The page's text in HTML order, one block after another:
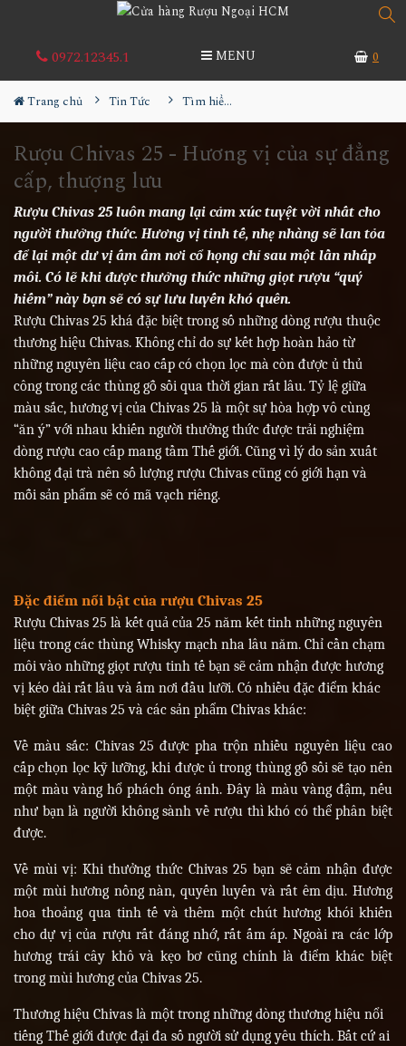
0972.12345.1 MENU 0
Trang chủ Tin Tức Tìm hiểu về rượu
Rượu Chivas 25 - Hương vị của sự đẳng
cấp, thượng lưu
Rượu Chivas 25 luôn mang lại cảm xúc tuyệt vời nhất cho
người thưởng thức. Hương vị tinh tế, nhẹ nhàng sẽ lan tỏa
để lại một dư vị ấm ấm nơi cổ họng chỉ sau một lần nhấp
môi. Có lẽ khi được thưởng thức những giọt rượu “quý
hiếm” này bạn sẽ có sự lưu luyến khó quên.
Rượu Chivas 25 khá đặc biệt trong số những dòng rượu thuộc
thương hiệu Chivas. Không chỉ do sự kết hợp hoàn hảo từ
những nguyên liệu cao cấp có chọn lọc mà còn được ủ thủ
công trong các thùng gỗ sồi qua thời gian rất lâu. Tỷ lệ giữa
màu sắc, hương vị của Chivas 25 là một sự hòa hợp vô cùng
“ăn ý” với nhau khiến người thưởng thức được trải nghiệm
dòng rượu cao cấp mang tầm Thế giới. Cũng vì lý do sản xuất
không đại trà nên số lượng rượu Chivas cũng có giới hạn và
mỗi sản phẩm sẽ có mã vạch riêng.
Đặc điểm nổi bật của rượu Chivas 25
Rượu Chivas 25 là kết quả của 25 năm kết tinh những nguyên
liệu trong các thùng Whisky mạch nha lâu năm. Chỉ cần chạm
môi vào những giọt rượu tinh tế bạn sẽ cảm nhận được hương
vị kéo dài rất lâu và ấm nơi đầu lưỡi. Có nhiều đặc điểm khác
biệt giữa Chivas 25 và các sản phẩm Chivas khác:
Về màu sắc: Chivas 25 được pha trộn nhiều nguyên liệu cao
cấp chọn lọc kỹ lưỡng, khi được ủ trong thùng gỗ sồi sẽ tạo nên
một màu vàng hổ phách óng ánh. Đây là màu vàng đậm, nếu
như bạn là người không sành về rượu thì khó có thể phân biệt
được.
Về mùi vị: Khi thưởng thức Chivas 25 bạn sẽ cảm nhận được
một mùi hương nồng nàn, quyến luyến và rất êm dịu. Hương
hoa thoảng qua tinh tế và thêm một chút hương khói khiến
cho dự vị của rượu rất đáng nhớ, rất ấm áp. Ngoài ra các lớp
hương trái cây khô và kẹo bơ cũng chính là điểm khác biệt
trong mùi hương của Chivas 25.
Thương hiệu Chivas là một trong những dòng thương hiệu nổi
tiếng Thế giới được đại đa số người sử dụng yêu thích. Bất cứ ai